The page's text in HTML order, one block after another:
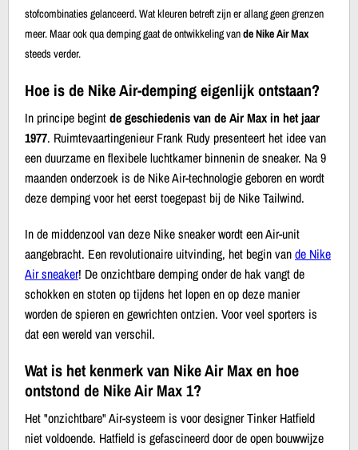
stofcombinaties gelanceerd. Wat kleuren betreft zijn er allang geen grenzen
meer. Maar ook qua demping gaat de ontwikkeling vande Nike Air Max
steeds verder.
Hoe is de Nike Air-demping eigenlijk ontstaan?
In principe begintde geschiedenis van de Air Max in het jaar
1977. Ruimtevaartingenieur Frank Rudy presenteert het idee van
een duurzame en flexibele luchtkamer binnenin de sneaker. Na 9
maanden onderzoek is de Nike Air-technologie geboren en wordt
deze demping voor het eerst toegepast bij de Nike Tailwind.
In de middenzool van deze Nike sneaker wordt een Air-unit
aangebracht. Een revolutionaire uitvinding, het begin vande Nike
Air sneaker! De onzichtbare demping onder de hak vangt de
schokken en stoten op tijdens het lopen en op deze manier
worden de spieren en gewrichten ontzien. Voor veel sporters is
dat een wereld van verschil.
Wat is het kenmerk van Nike Air Max en hoe
ontstond de Nike Air Max 1?
Het "onzichtbare" Air-systeem is voor designer Tinker Hatfield
niet voldoende. Hatfield is gefascineerd door de open bouwwijze